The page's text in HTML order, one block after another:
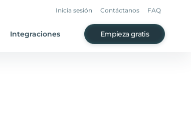
Inicia sesión Contáctanos FAQ
Integraciones Empieza gratis